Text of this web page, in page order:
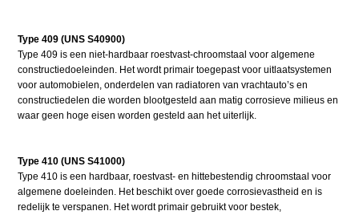
Type 409 (UNS S40900)
Type 409 is een niet-hardbaar roestvast-chroomstaal voor algemene
constructiedoeleinden. Het wordt primair toegepast voor uitlaatsystemen
voor automobielen, onderdelen van radiatoren van vrachtauto’s en
constructiedelen die worden blootgesteld aan matig corrosieve milieus en
waar geen hoge eisen worden gesteld aan het uiterlijk.
Type 410 (UNS S41000)
Type 410 is een hardbaar, roestvast- en hittebestendig chroomstaal voor
algemene doeleinden. Het beschikt over goede corrosievastheid en is
redelijk te verspanen. Het wordt primair gebruikt voor bestek,